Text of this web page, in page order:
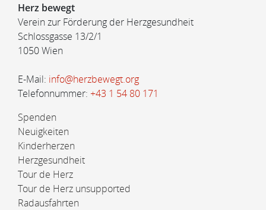
Herz bewegt
Verein zur Förderung der Herzgesundheit
Schlossgasse 13/2/1
1050 Wien
E-Mail: info@herzbewegt.org
Telefonnummer: +43 1 54 80 171
Spenden
Neuigkeiten
Kinderherzen
Herzgesundheit
Tour de Herz
Tour de Herz unsupported
Radausfahrten